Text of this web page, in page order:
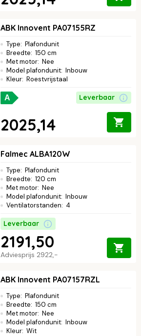
ABK Innovent PA07155RZ
Type: Plafondunit
Breedte: 150 cm
Met motor: Nee
Model plafondunit: Inbouw
Kleur: Roestvrijstaal
A Leverbaar
2025,14
Falmec ALBA120W
Type: Plafondunit
Breedte: 120 cm
Met motor: Nee
Model plafondunit: Inbouw
Ventilatorstanden: 4
Leverbaar
Adviesprijs 2922,-
2191,50
ABK Innovent PA07157RZL
Type: Plafondunit
Breedte: 150 cm
Met motor: Nee
Model plafondunit: Inbouw
Kleur: Wit